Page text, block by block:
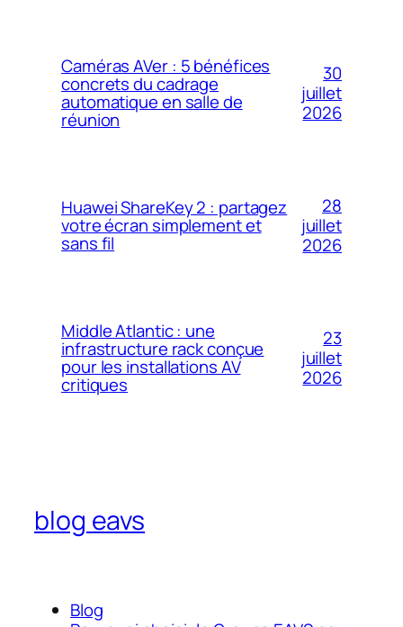
Caméras AVer : 5 bénéfices
concrets du cadrage
automatique en salle de
réunion
30
juillet
2026
Huawei ShareKey 2 : partagez
votre écran simplement et
sans fil
28
juillet
2026
Middle Atlantic : une
infrastructure rack conçue
pour les installations AV
critiques
23
juillet
2026
blog eavs
Blog